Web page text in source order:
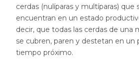
cerdas (nulíparas y multíparas) que
encuentran en un estado
decir, que todas las cerdas de una
se cubren, paren y destetan en un
tiempo próximo.